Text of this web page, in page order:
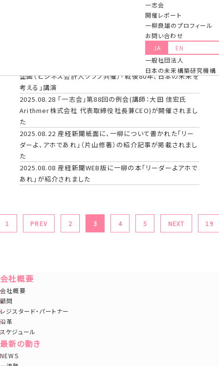
一志会
開催レポート
一柳良雄のプロフィール
お問い合わせ
JA
EN
一般社団法人
日本の未来構築研究機構
■2025年9月25日「一柳アソシエイツ設立25周
日刊工業新聞紙面に「リーダーよ、アホであれ」
の著者片山修氏のインタビュー記事が掲載されました
一流塾（第18期）第5回が行われました
2025年9月4日開催 わいわいガヤガヤの会特別
企画（ビジネス会計人クラブ共催）「戦後80年、日本の未来を
考える」講演
2025.08.28 「一志会」第88回の例会(講師：大田 佳宏氏
Arithmer株式会社 代表取締役社長兼CEO)が開催されまし
た
2025.08.22 産経新聞紙面に、一柳について書かれた「リー
ダーよ、アホであれ」（片山修著）の紹介記事が掲載されまし
た
2025.08.08 産経新聞WEB版に一柳の本「リーダーよアホで
あれ」が紹介されました
1 PREV 2 3 4 5 NEXT 19
会社概要
会社概要
顧問
レジスタード・パートナー
沿革
スケジュール
最新の動き
NEWS